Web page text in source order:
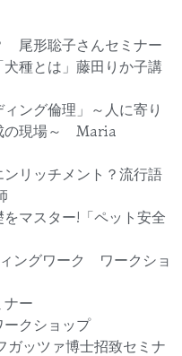
尾形聡子さんセミナー
種とは」藤田りか子講
ング倫理」～人に寄り
の現場～ Maria
リッチメント？流行語
マスター! 「ペット安全
ングワーク ワークショ
ー
クショップ
ッツァ博士招致セミナ